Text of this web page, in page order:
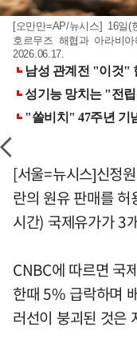
[오만만=AP/뉴시스] 16일
호르무즈 해협과 아라비
2026.06.17.
[서울=뉴시스]신정
란의 원유 판매를
시간) 국제유가가 3
CNBC에 따르면 국
한때 5% 급락하며
러선이 붕괴된 것은